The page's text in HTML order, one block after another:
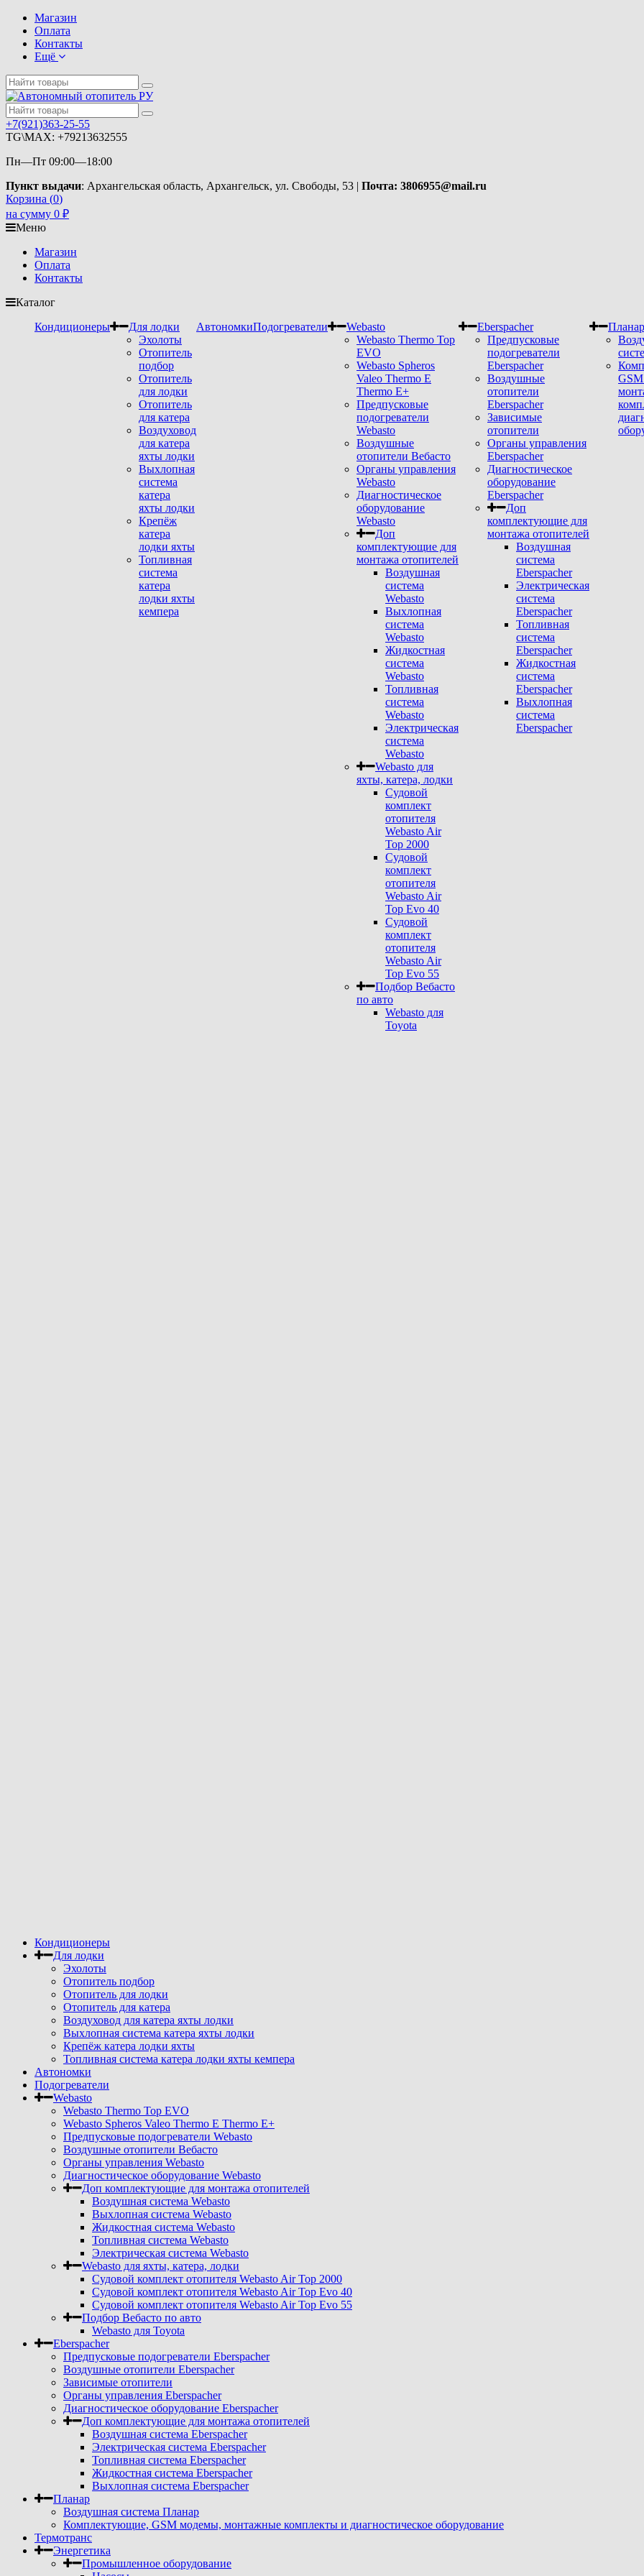
Магазин
Оплата
Контакты
Ещё
+7(921)363-25-55
TG\MAX: +79213632555
Пн—Пт 09:00—18:00
Пункт выдачи: Архангельская область, Архангельск, ул. Свободы, 53 | Почта: 3806955@mail.ru
Корзина (0)
на сумму 0 ₽
Меню
Магазин
Оплата
Контакты
Каталог
Кондиционеры
Для лодки
Эхолоты
Отопитель
подбор
Отопитель
для лодки
Отопитель
для катера
Воздуховод
для катера
яхты лодки
Выхлопная
система
катера
яхты лодки
Крепёж
катера
лодки яхты
Топливная
система
катера
лодки яхты
кемпера
АвтономкиПодогреватели
Webasto
Webasto Thermo Top
EVO
Webasto Spheros
Valeo Thermo E
Thermo E+
Предпусковые
подогреватели
Webasto
Воздушные
отопители Вебасто
Органы управления
Webasto
Диагностическое
оборудование
Webasto
Доп
комплектующие для
монтажа отопителей
Воздушная
система
Webasto
Выхлопная
система
Webasto
Жидкостная
система
Webasto
Топливная
система
Webasto
Электрическая
система
Webasto
Webasto для
яхты, катера, лодки
Судовой
комплект
отопителя
Webasto Air
Top 2000
Судовой
комплект
отопителя
Webasto Air
Top Evo 40
Судовой
комплект
отопителя
Webasto Air
Top Evo 55
Подбор Вебасто
по авто
Webasto для
Toyota
Eberspacher
Предпусковые
подогреватели
Eberspacher
Воздушные
отопители
Eberspacher
Зависимые
отопители
Органы управления
Eberspacher
Диагностическое
оборудование
Eberspacher
Доп
комплектующие для
монтажа отопителей
Воздушная
система
Eberspacher
Электрическая
система
Eberspacher
Топливная
система
Eberspacher
Жидкостная
система
Eberspacher
Выхлопная
система
Eberspacher
Планар
Кондиционеры
Для лодки
Эхолоты
Отопитель подбор
Отопитель для лодки
Отопитель для катера
Воздуховод для катера яхты лодки
Выхлопная система катера яхты лодки
Крепёж катера лодки яхты
Топливная система катера лодки яхты кемпера
Автономки
Подогреватели
Webasto
Webasto Thermo Top EVO
Webasto Spheros Valeo Thermo E Thermo E+
Предпусковые подогреватели Webasto
Воздушные отопители Вебасто
Органы управления Webasto
Диагностическое оборудование Webasto
Доп комплектующие для монтажа отопителей
Воздушная система Webasto
Выхлопная система Webasto
Жидкостная система Webasto
Топливная система Webasto
Электрическая система Webasto
Webasto для яхты, катера, лодки
Судовой комплект отопителя Webasto Air Top 2000
Судовой комплект отопителя Webasto Air Top Evo 40
Судовой комплект отопителя Webasto Air Top Evo 55
Подбор Вебасто по авто
Webasto для Toyota
Eberspacher
Предпусковые подогреватели Eberspacher
Воздушные отопители Eberspacher
Зависимые отопители
Органы управления Eberspacher
Диагностическое оборудование Eberspacher
Доп комплектующие для монтажа отопителей
Воздушная система Eberspacher
Электрическая система Eberspacher
Топливная система Eberspacher
Жидкостная система Eberspacher
Выхлопная система Eberspacher
Планар
Воздушная система Планар
Комплектующие, GSM модемы, монтажные комплекты и диагностическое оборудование
Термотранс
Энергетика
Промышленное оборудование